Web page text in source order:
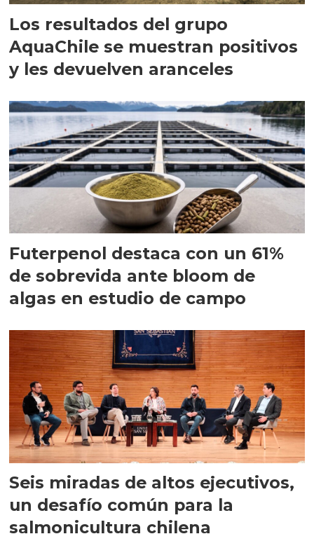
Los resultados del grupo
AquaChile se muestran positivos
y les devuelven aranceles
Futerpenol destaca con un 61%
de sobrevida ante bloom de
algas en estudio de campo
Seis miradas de altos ejecutivos,
un desafío común para la
salmonicultura chilena